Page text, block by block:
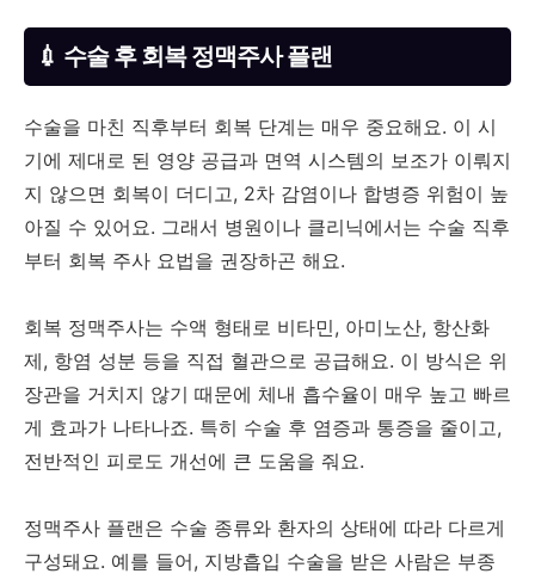
💉 수술 후 회복 정맥주사 플랜
수술을 마친 직후부터 회복 단계는 매우 중요해요. 이 시
기에 제대로 된 영양 공급과 면역 시스템의 보조가 이뤄지
지 않으면 회복이 더디고, 2차 감염이나 합병증 위험이 높
아질 수 있어요. 그래서 병원이나 클리닉에서는 수술 직후
부터 회복 주사 요법을 권장하곤 해요.
회복 정맥주사는 수액 형태로 비타민, 아미노산, 항산화
제, 항염 성분 등을 직접 혈관으로 공급해요. 이 방식은 위
장관을 거치지 않기 때문에 체내 흡수율이 매우 높고 빠르
게 효과가 나타나죠. 특히 수술 후 염증과 통증을 줄이고,
전반적인 피로도 개선에 큰 도움을 줘요.
정맥주사 플랜은 수술 종류와 환자의 상태에 따라 다르게
구성돼요. 예를 들어, 지방흡입 수술을 받은 사람은 부종